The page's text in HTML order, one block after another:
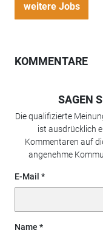
weitere Jobs
KOMMENTARE
SAGEN
Die qualifizierte
ist ausdrücklich
Kommentaren auf
angenehme
E-Mail
Name